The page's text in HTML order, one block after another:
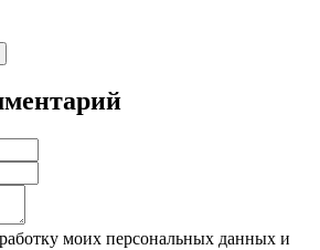
моих персональных данных и